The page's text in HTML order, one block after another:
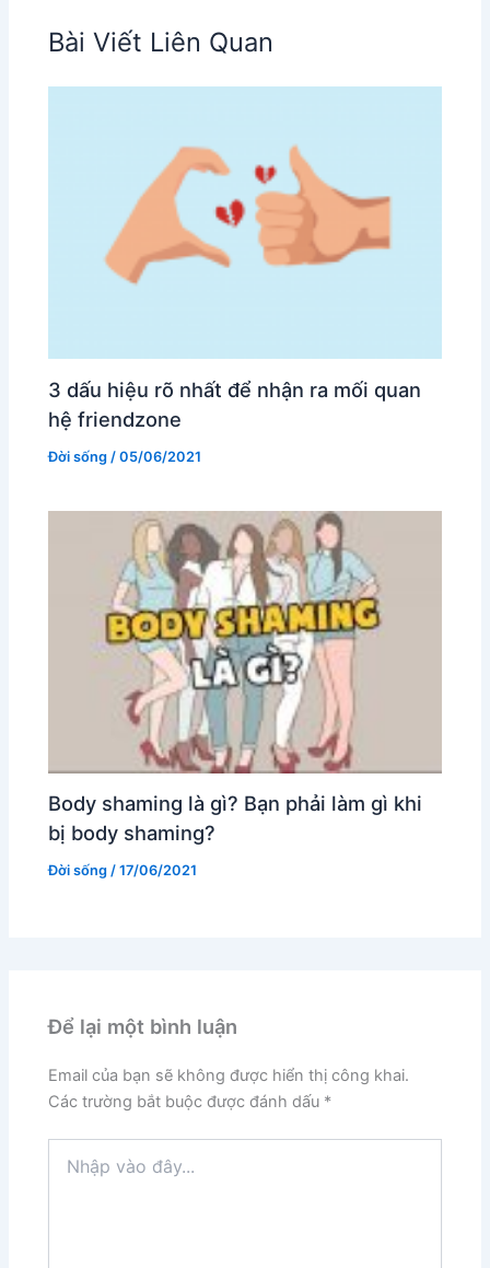
Bài Viết Liên Quan
3 dấu hiệu rõ nhất để nhận ra mối quan
hệ friendzone
Đời sống /05/06/2021
Body shaming là gì? Bạn phải làm gì khi
bị body shaming?
Đời sống /17/06/2021
Để lại một bình luận
Email của bạn sẽ không được hiển thị công khai.
Các trường bắt buộc được đánh dấu *
vào